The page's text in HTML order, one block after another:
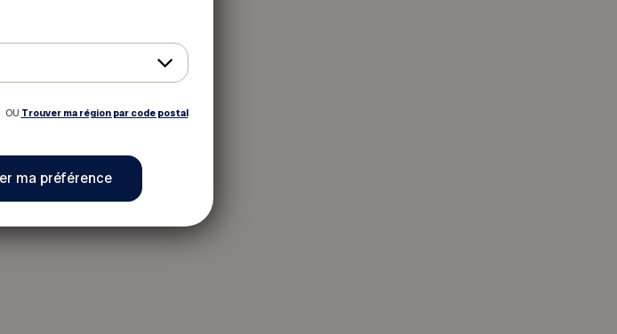
OU Trouver ma région par code postal